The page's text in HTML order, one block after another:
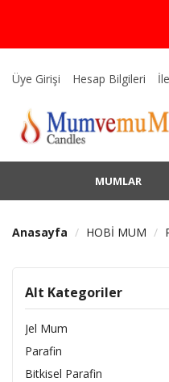
Üye Girişi Hesap Bilgileri
MUMLAR
Anasayfa HOBİ MUM
Alt Kategoriler
Jel Mum
Parafin
Bitkisel Parafin